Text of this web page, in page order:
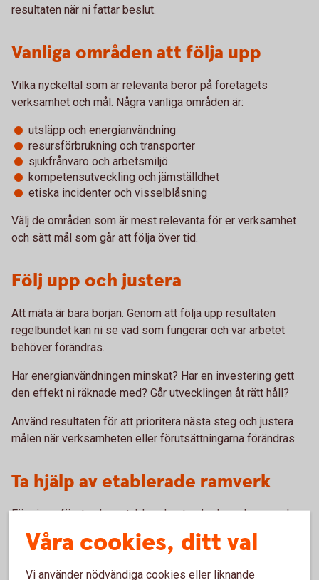
resultaten när ni fattar beslut.
Vanliga områden att följa upp
Vilka nyckeltal som är relevanta beror på företagets
verksamhet och mål. Några vanliga områden är:
utsläpp och energianvändning
resursförbrukning och transporter
sjukfrånvaro och arbetsmiljö
kompetensutveckling och jämställdhet
etiska incidenter och visselblåsning
Välj de områden som är mest relevanta för er verksamhet
och sätt mål som går att följa över tid.
Följ upp och justera
Att mäta är bara början. Genom att följa upp resultaten
regelbundet kan ni se vad som fungerar och var arbetet
behöver förändras.
Har energianvändningen minskat? Har en investering gett
den effekt ni räknade med? Går utvecklingen åt rätt håll?
Använd resultaten för att prioritera nästa steg och justera
målen när verksamheten eller förutsättningarna förändras.
Ta hjälp av etablerade ramverk
För vissa företag kan etablerade standarder och ramverk
vara ett stöd i hållbarhetsarbetet. GHG-protokollet kan till
exempel användas för att beräkna utsläpp av växthusgaser,
Våra cookies, ditt val
Vi använder nödvändiga cookies eller liknande